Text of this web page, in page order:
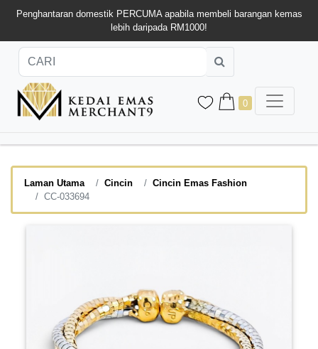
Penghantaran domestik PERCUMA apabila membeli barangan kemas
lebih daripada RM1000!
0
Laman Utama Cincin
Cincin Emas Fashion
CC-033694